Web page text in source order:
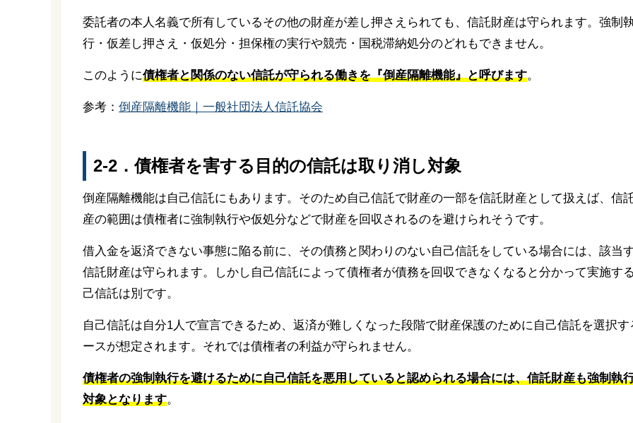
委託者の本人名義で所有しているその他の財産が差し押さえられても、信託財産は守られます。強制
行・仮差し押さえ・仮処分・担保権の実行や競売・国税滞納処分のどれもできません。
このように債権者と関係のない信託が守られる働きを『倒産隔離機能』と呼びます。
参考： 倒産隔離機能｜一般社団法人信託協会
2-2．債権者を害する目的の信託は取り消し対象
倒産隔離機能は自己信託にもあります。そのため自己信託で財産の一部を信託財産として扱えば、信
産の範囲は債権者に強制執行や仮処分などで財産を回収されるのを避けられそうです。
借入金を返済できない事態に陥る前に、その債務と関わりのない自己信託をしている場合には、該当
信託財産は守られます。しかし自己信託によって債権者が債務を回収できなくなると分かって実施す
己信託は別です。
自己信託は自分1人で宣言できるため、返済が難しくなった段階で財産保護のために自己信託を選択す
ースが想定されます。それでは債権者の利益が守られません。
債権者の強制執行を避けるために自己信託を悪用していると認められる場合には、信託財産も強制執
対象となります。